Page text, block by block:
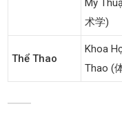
Mỹ
术学)
Thể Thao
Khoa
Thao (